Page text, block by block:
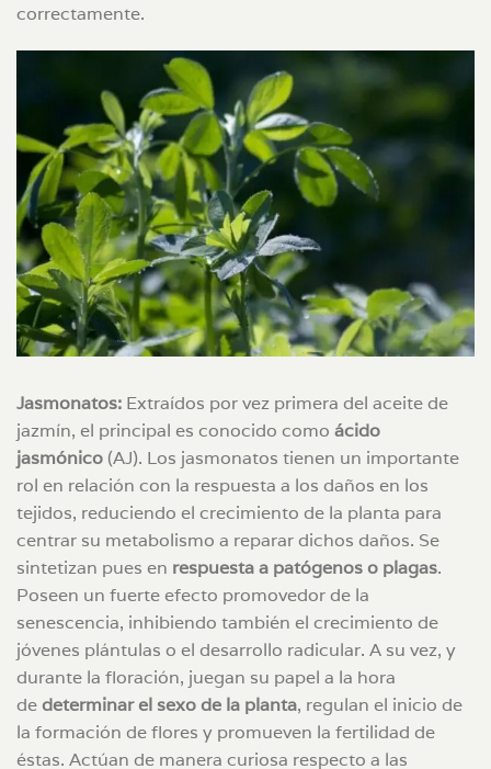
correctamente.
Jasmonatos: Extraídos por vez primera del aceite de
jazmín, el principal es conocido como ácido
jasmónico (AJ). Los jasmonatos tienen un importante
rol en relación con la respuesta a los daños en los
tejidos, reduciendo el crecimiento de la planta para
centrar su metabolismo a reparar dichos daños. Se
sintetizan pues en respuesta a patógenos o plagas.
Poseen un fuerte efecto promovedor de la
senescencia, inhibiendo también el crecimiento de
jóvenes plántulas o el desarrollo radicular. A su vez, y
durante la floración, juegan su papel a la hora
dedeterminar el sexo de la planta, regulan el inicio de
la formación de flores y promueven la fertilidad de
éstas. Actúan de manera curiosa respecto a las